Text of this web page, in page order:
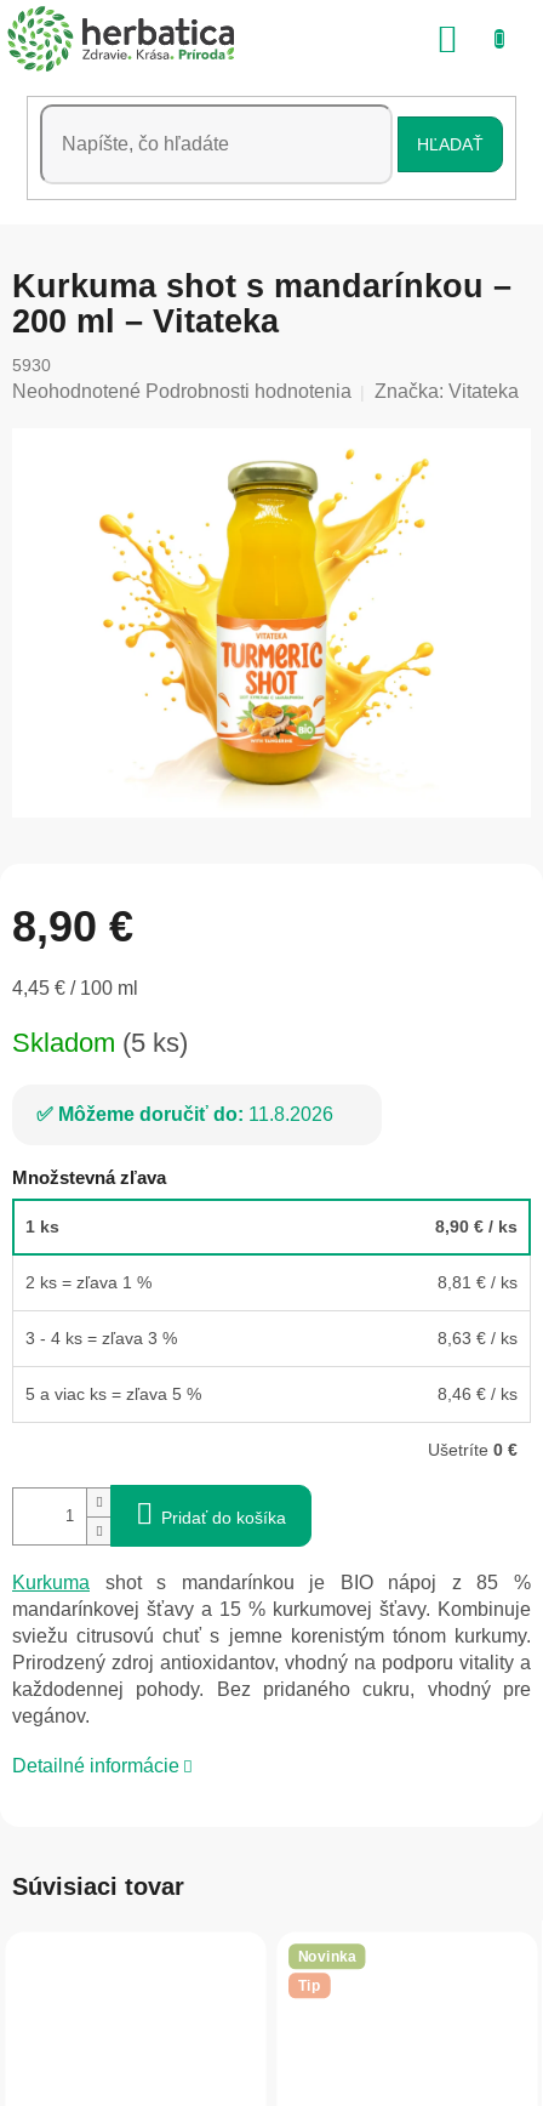
Prejsť
na
obsah
HĽADAŤ
Kurkuma shot s mandarínkou –
200 ml – Vitateka
5930
Priemerné
hviezdičiek.
Neohodnotené Podrobnosti hodnotenia Značka: Vitateka
8,90 €
Jednotková
4,45 € / 100 ml
Skladom (5 ks)
Môžeme doručiť do: 11.8.2026
Množstevná zľava
1 ks 8,90 € / ks
2 ks = zľava 1 % 8,81 € / ks
3 - 4 ks = zľava 3 % 8,63 € / ks
5 a viac ks = zľava 5 % 8,46 € / ks
Ušetríte 0 €
Pridať do košíka
Kurkuma shot s mandarínkou je BIO nápoj z 85 %
mandarínkovej šťavy a 15 % kurkumovej šťavy. Kombinuje
sviežu citrusovú chuť s jemne korenistým tónom kurkumy.
Prirodzený zdroj antioxidantov, vhodný na podporu vitality a
každodennej pohody. Bez pridaného cukru, vhodný pre
vegánov.
Detailné informácie
Súvisiaci tovar
Novinka
Tip